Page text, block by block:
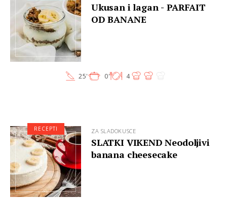
Ukusan i lagan - PARFAIT
OD BANANE
25' 0' 4
ZA SLADOKUSCE
SLATKI VIKEND Neodoljivi
banana cheesecake
RECEPTI